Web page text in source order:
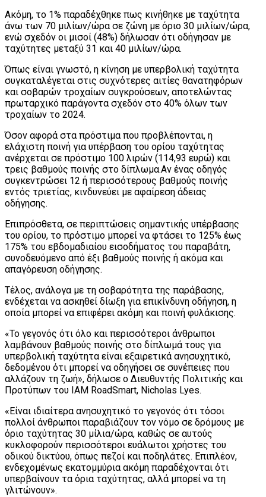
Ακόμη, το 1% παραδέχθηκε πως κινήθηκε με ταχύτητα
άνω των 70 μιλίων/ώρα σε ζώνη με όριο 30 μιλίων/ώρα,
ενώ σχεδόν οι μισοί (48%) δήλωσαν ότι οδήγησαν με
ταχύτητες μεταξύ 31 και 40 μιλίων/ώρα.
Όπως είναι γνωστό, η κίνηση με υπερβολική ταχύτητα
συγκαταλέγεται στις συχνότερες αιτίες θανατηφόρων
και σοβαρών τροχαίων συγκρούσεων, αποτελώντας
πρωταρχικό παράγοντα σχεδόν στο 40% όλων των
τροχαίων το 2024.
Όσον αφορά στα πρόστιμα που προβλέπονται, η
ελάχιστη ποινή για υπέρβαση του ορίου ταχύτητας
ανέρχεται σε πρόστιμο 100 λιρών (114,93 ευρώ) και
τρεις βαθμούς ποινής στο δίπλωμα.Αν ένας οδηγός
συγκεντρώσει 12 ή περισσότερους βαθμούς ποινής
εντός τριετίας, κινδυνεύει με αφαίρεση άδειας
οδήγησης.
Επιπρόσθετα, σε περιπτώσεις σημαντικής υπέρβασης
του ορίου, το πρόστιμο μπορεί να φτάσει το 125% έως
175% του εβδομαδιαίου εισοδήματος του παραβάτη,
συνοδευόμενο από έξι βαθμούς ποινής ή ακόμα και
απαγόρευση οδήγησης.
Τέλος, ανάλογα με τη σοβαρότητα της παράβασης,
ενδέχεται να ασκηθεί δίωξη για επικίνδυνη οδήγηση, η
οποία μπορεί να επιφέρει ακόμη και ποινή φυλάκισης.
«Το γεγονός ότι όλο και περισσότεροι άνθρωποι
λαμβάνουν βαθμούς ποινής στο δίπλωμά τους για
υπερβολική ταχύτητα είναι εξαιρετικά ανησυχητικό,
δεδομένου ότι μπορεί να οδηγήσει σε συνέπειες που
αλλάζουν τη ζωή», δήλωσε ο Διευθυντής Πολιτικής και
Προτύπων του IAM RoadSmart, Nicholas Lyes.
«Είναι ιδιαίτερα ανησυχητικό το γεγονός ότι τόσοι
πολλοί άνθρωποι παραβιάζουν τον νόμο σε δρόμους με
όριο ταχύτητας 30 μίλια/ώρα, καθώς σε αυτούς
κυκλοφορούν περισσότεροι ευάλωτοι χρήστες του
οδικού δικτύου, όπως πεζοί και ποδηλάτες. Επιπλέον,
ενδεχομένως εκατομμύρια ακόμη παραδέχονται ότι
υπερβαίνουν τα όρια ταχύτητας, αλλά μπορεί να τη
γλιτώνουν».